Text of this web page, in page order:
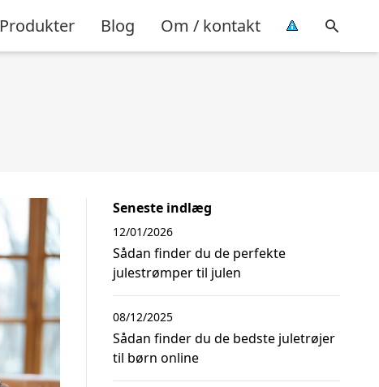
Produkter Blog Om / kontakt
Seneste indlæg
Sådan finder du de perfekte
julestrømper til julen
12/01/2026
Sådan finder du de bedste juletrøjer
til børn online
08/12/2025